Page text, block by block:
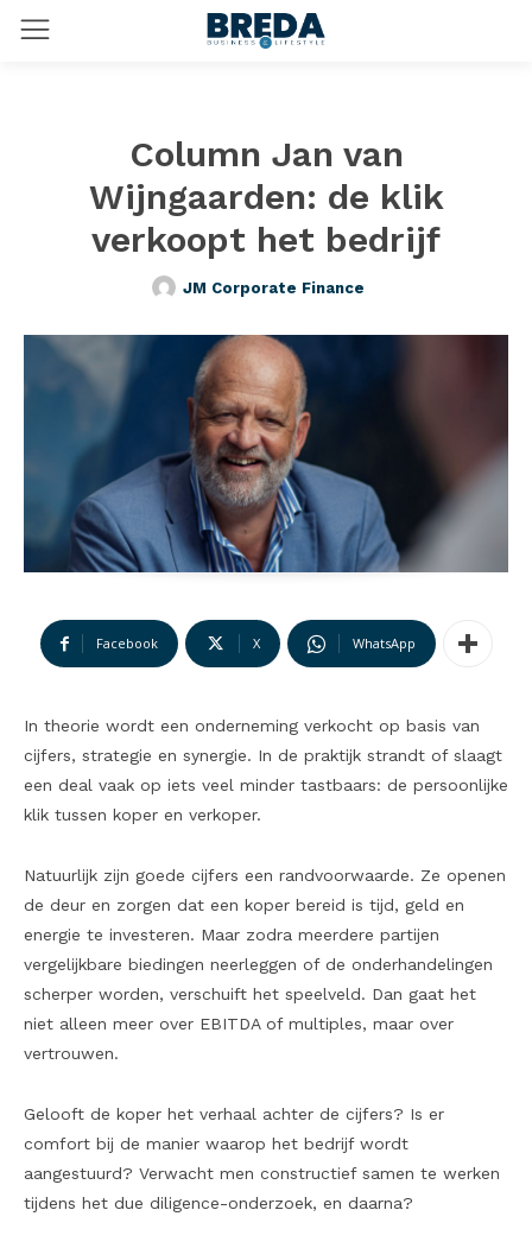
Column Jan van
Wijngaarden: de klik
verkoopt het bedrijf
JM Corporate Finance
Facebook X WhatsApp
In theorie wordt een onderneming verkocht op basis van
cijfers, strategie en synergie. In de praktijk strandt of slaagt
een deal vaak op iets veel minder tastbaars: de persoonlijke
klik tussen koper en verkoper.
Natuurlijk zijn goede cijfers een randvoorwaarde. Ze openen
de deur en zorgen dat een koper bereid is tijd, geld en
energie te investeren. Maar zodra meerdere partijen
vergelijkbare biedingen neerleggen of de onderhandelingen
scherper worden, verschuift het speelveld. Dan gaat het
niet alleen meer over EBITDA of multiples, maar over
vertrouwen.
Gelooft de koper het verhaal achter de cijfers? Is er
comfort bij de manier waarop het bedrijf wordt
aangestuurd? Verwacht men constructief samen te werken
tijdens het due diligence-onderzoek, en daarna?